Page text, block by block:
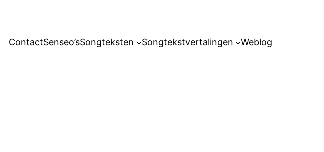
ContactSenseo’sSongteksten Songtekstvertalingen Weblog